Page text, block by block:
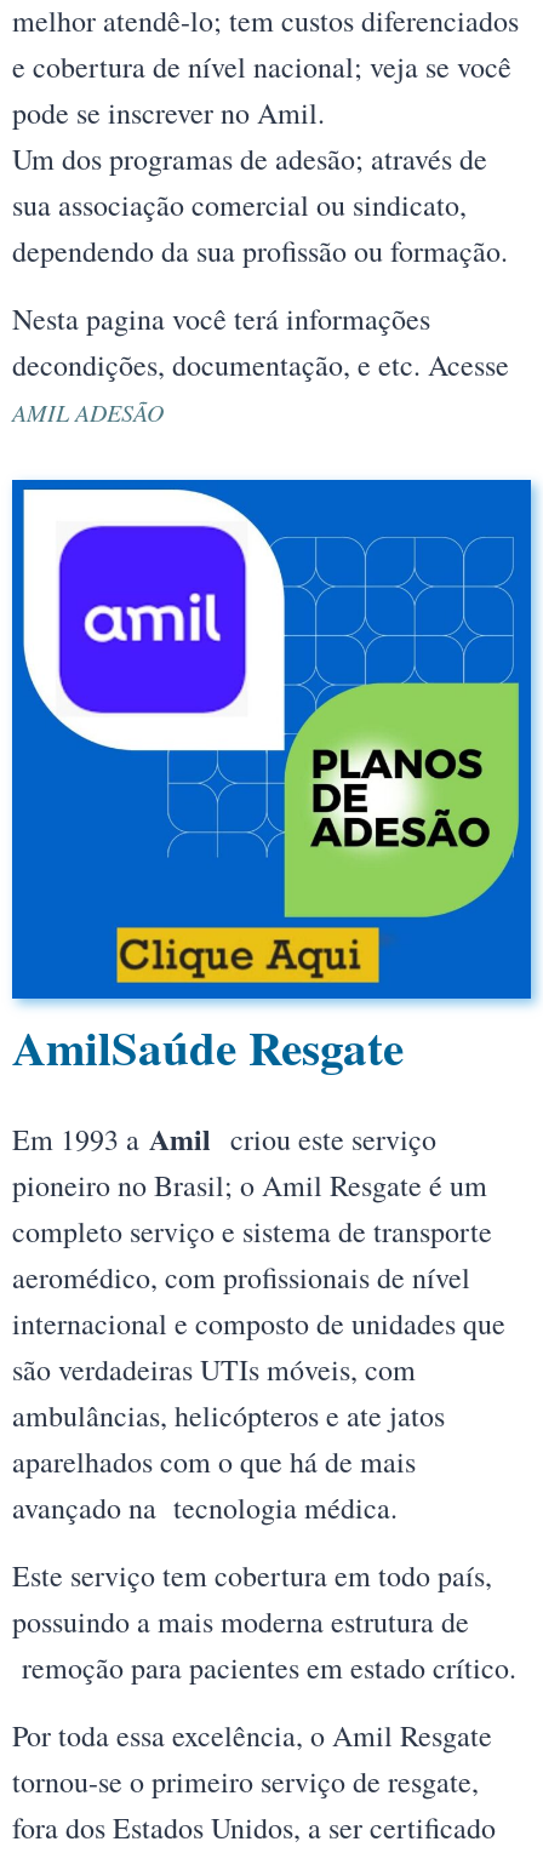
melhor atendê-lo; tem custos diferenciados
e cobertura de nível nacional; veja se você
pode se inscrever no Amil.
Um dos programas de adesão; através de
sua associação comercial ou sindicato,
dependendo da sua profissão ou formação.
Nesta pagina você terá informações
decondições, documentação, e etc. Acesse
AMIL ADESÃO
AmilSaúde Resgate
Em 1993 a Amil criou este serviço
pioneiro no Brasil; o Amil Resgate é um
completo serviço e sistema de transporte
aeromédico, com profissionais de nível
internacional e composto de unidades que
são verdadeiras UTIs móveis, com
ambulâncias, helicópteros e ate jatos
aparelhados com o que há de mais
avançado na tecnologia médica.
Este serviço tem cobertura em todo país,
possuindo a mais moderna estrutura de
remoção para pacientes em estado crítico.
Por toda essa excelência, o Amil Resgate
tornou-se o primeiro serviço de resgate,
fora dos Estados Unidos, a ser certificado